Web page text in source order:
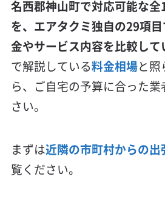
名西郡神山町で対応可能な
を、エアタクミ独自の29項
金やサービス内容を比較して
で解説している料金相場と照
ら、ご自宅の予算に合った
さい。
まずは近隣の市町村からの出
覧ください。